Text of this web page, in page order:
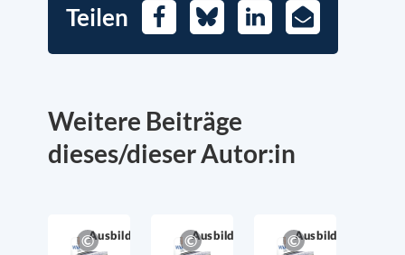
Teilen FacebookBlueskyLinkedIn
E-
Mail
Weitere Beiträge
dieses/dieser Autor:in
Ausbildung Ausbildung Ausbildung